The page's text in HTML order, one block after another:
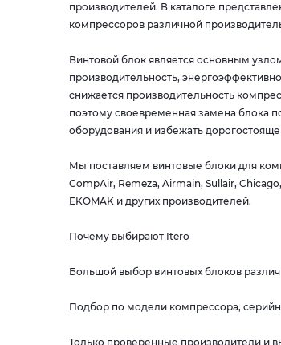
производителей. В каталоге
компрессоров различной
Винтовой блок является основным
производительность,
снижается производительность
поэтому своевременная замена блока
оборудования и избежать
Мы поставляем винтовые блоки для
CompAir, Remeza, Airmain, Sullair,
EKOMAK и других производителей.
Почему выбирают Itero
Большой выбор винтовых блоков
Подбор по модели компрессора,
Только проверенные производители и